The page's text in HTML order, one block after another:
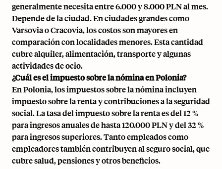
generalmente necesita entre 6.000 y 8.000 PLN al mes.
Depende de la ciudad. En ciudades grandes como
Varsovia o Cracovia, los costos son mayores en
comparación con localidades menores. Esta cantidad
cubre alquiler, alimentación, transporte y algunas
actividades de ocio.
¿Cuál es el impuesto sobre la nómina en Polonia?
En Polonia, los impuestos sobre la nómina incluyen
impuesto sobre la renta y contribuciones a la seguridad
social. La tasa del impuesto sobre la renta es del 12 %
para ingresos anuales de hasta 120.000 PLN y del 32 %
para ingresos superiores. Tanto empleados como
empleadores también contribuyen al seguro social, que
cubre salud, pensiones y otros beneficios.